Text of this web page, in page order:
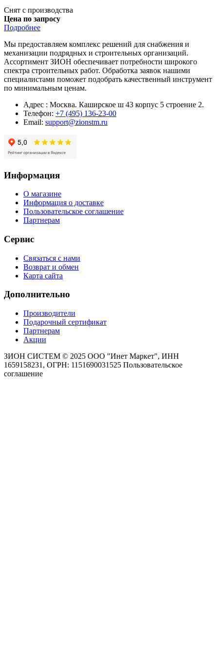
Снят с производства
Цена по запросу
Подробнее
Мы предоставляем комплекс решений для снабжения и
механизации подрядных и строительных организаций.
Ассортимент ЗИОН обеспечивает потребности широкого
спектра строительных работ. Обработка заявок нашими
специалистами поможет подобрать качественный инструмент
по минимальным ценам.
Адрес : Москва. Каширское ш 43 корпус 5 строение 2.
Телефон: +7 (495) 136-23-00
Email: support@zionstm.ru
Информация
О магазине
Информация о доставке
Пользовательское соглашение
Партнерам
Сервис
Связаться с нами
Возврат и обмен
Карта сайта
Дополнительно
Производители
Подарочный сертификат
Партнерам
Акции
ЗИОН СИСТЕМ © 2025 ООО "Инет Маркет", ИНН
1659158231, ОГРН: 1151690031525 Пользовательское
соглашение